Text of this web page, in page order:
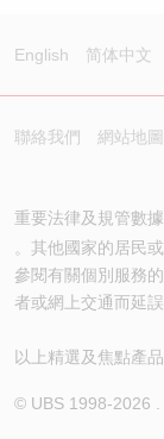
English 简体中文
聯絡我們 網站地圖
重要法律及規管數
。其他國家的居民
參閱有關個別服務
者或網上交通而延誤
以上精選及焦點產
© UBS 1998-2026